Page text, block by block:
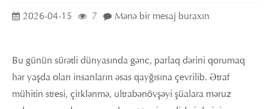
2026-04-15 7 Mənə bir mesaj buraxın
Bu günün sürətli dünyasında gənc, parlaq dərini qorumaq
hər yaşda olan insanların əsas qayğısına çevrilib. Ətraf
mühitin stresi, çirklənmə, ultrabənövşəyi şüalara məruz